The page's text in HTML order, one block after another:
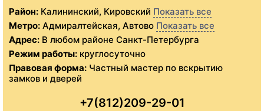
Район: Калининский, Кировский Показать все
Метро: Адмиралтейская, Автово Показать все
Адрес: В любом районе Санкт-Петербурга
Режим работы: круглосуточно
Правовая форма: Частный мастер по вскрытию
замков и дверей
+7(812)209-29-01